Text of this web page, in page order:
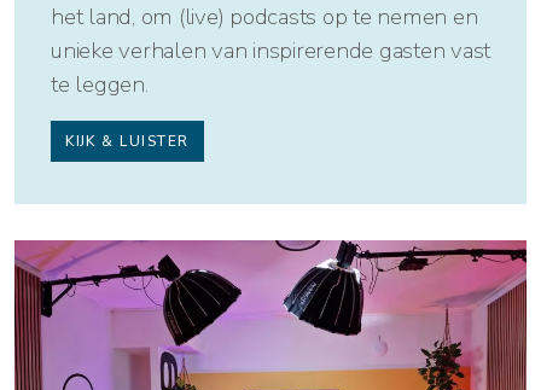
het land, om (live) podcasts op te nemen en
unieke verhalen van inspirerende gasten vast
te leggen.
KIJK & LUISTER